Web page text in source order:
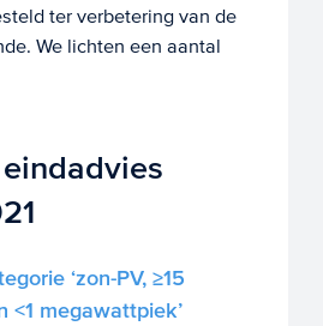
ter verbetering van de
We lichten een aantal
‘zon-PV, ≥15
<1 megawattpiek’